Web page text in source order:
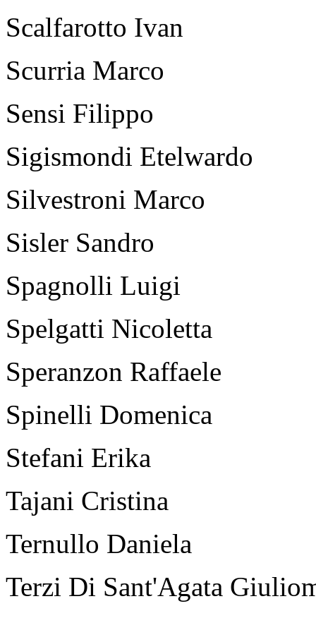
Scalfarotto Ivan
Scurria Marco
Sensi Filippo
Sigismondi Etelwardo
Silvestroni Marco
Sisler Sandro
Spagnolli Luigi
Spelgatti Nicoletta
Speranzon Raffaele
Spinelli Domenica
Stefani Erika
Tajani Cristina
Ternullo Daniela
Terzi Di Sant'Agata